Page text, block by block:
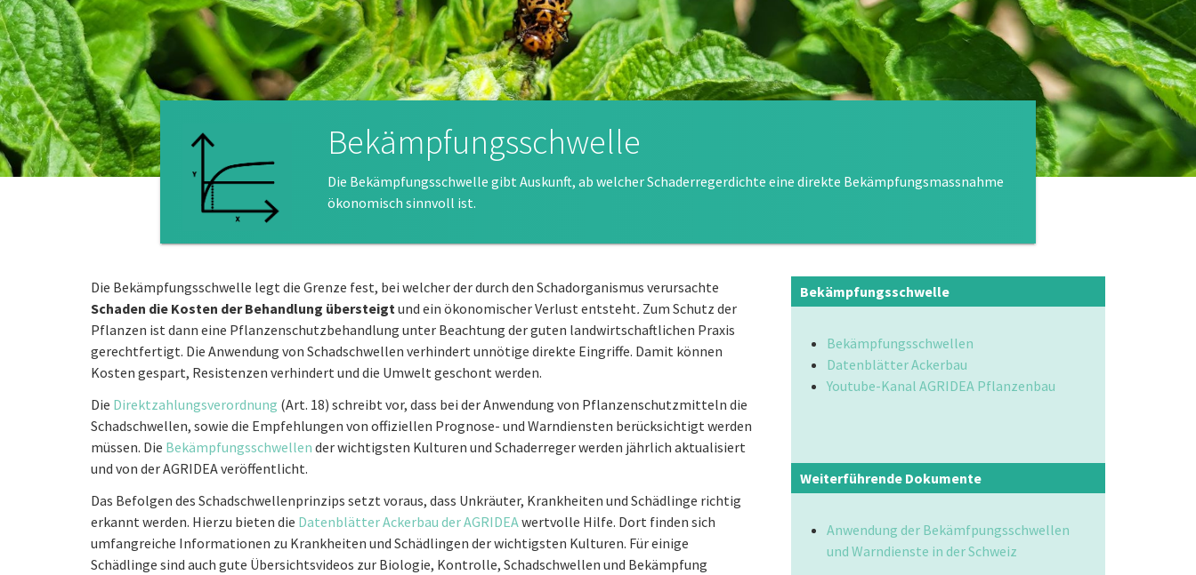
Bekämpfungsschwelle
Die Bekämpfungsschwelle gibt Auskunft, ab welcher Schaderregerdichte eine direkte Bekämpfungsmassnahme
ökonomisch sinnvoll ist.
Die Bekämpfungsschwelle legt die Grenze fest, bei welcher der durch den Schadorganismus verursachte
Schaden die Kosten der Behandlung übersteigtund ein ökonomischer Verlust entsteht. Zum Schutz der
Pflanzen ist dann eine Pflanzenschutzbehandlung unter Beachtung der guten landwirtschaftlichen Praxis
gerechtfertigt. Die Anwendung von Schadschwellen verhindert unnötige direkte Eingriffe. Damit können
Kosten gespart, Resistenzen verhindert und die Umwelt geschont werden.
Die Direktzahlungsverordnung (Art. 18) schreibt vor, dass bei der Anwendung von Pflanzenschutzmitteln die
Schadschwellen, sowie die Empfehlungen von offiziellen Prognose- und Warndiensten berücksichtigt werden
müssen. Die Bekämpfungsschwellen der wichtigsten Kulturen und Schaderreger werden jährlich aktualisiert
und von der AGRIDEA veröffentlicht.
Das Befolgen des Schadschwellenprinzips setzt voraus, dass Unkräuter, Krankheiten und Schädlinge richtig
erkannt werden. Hierzu bieten die Datenblätter Ackerbau der AGRIDEAwertvolle Hilfe. Dort finden sich
umfangreiche Informationen zu Krankheiten und Schädlingen der wichtigsten Kulturen. Für einige
Schädlinge sind auch gute Übersichtsvideos zur Biologie, Kontrolle, Schadschwellen und Bekämpfung
Bekämpfungsschwelle
Bekämpfungsschwellen
Datenblätter Ackerbau
Youtube-Kanal AGRIDEA Pflanzenbau
Weiterführende Dokumente
Anwendung der Bekämfpungsschwellen
und Warndienste in der Schweiz